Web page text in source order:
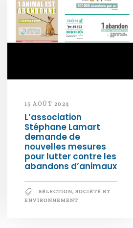
15 AOÛT 2024
L’association
Stéphane Lamart
demande de
nouvelles mesures
pour lutter contre les
abandons d’animaux
SÉLECTION, SOCIÉTÉ ET
ENVIRONNEMENT